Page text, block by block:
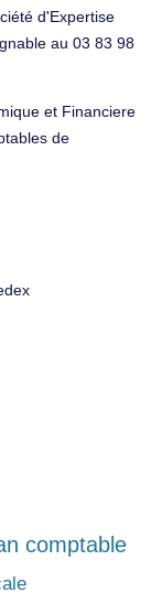
d'Expertise
au 03 83 98
et Financiere
de
comptable